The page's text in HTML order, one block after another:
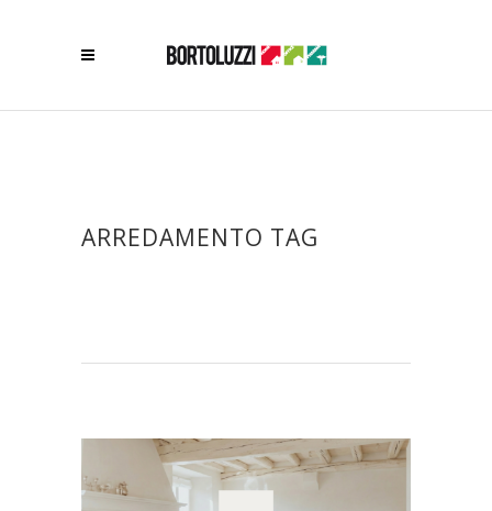
ARREDAMENTO TAG